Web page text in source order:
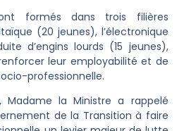
formés dans trois filières
(20 jeunes), l’électronique
d’engins lourds (15 jeunes),
leur employabilité et de
professionnelle.
Madame la Ministre a rappelé
de la Transition à faire